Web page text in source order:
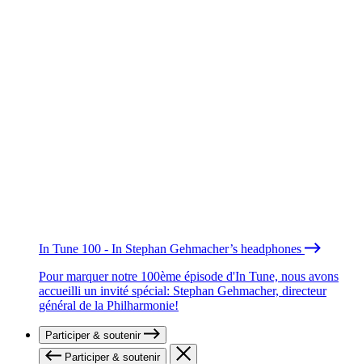
In Tune 100 - In Stephan Gehmacher’s headphones
Pour marquer notre 100ème épisode d'In Tune, nous avons
accueilli un invité spécial: Stephan Gehmacher, directeur
général de la Philharmonie!
Participer & soutenir
Participer & soutenir